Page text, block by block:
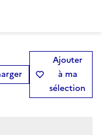
Ajouter
à ma
sélection